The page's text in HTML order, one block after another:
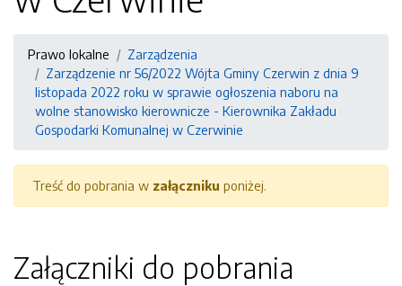
Prawo lokalne
Zarządzenia
Zarządzenie nr 56/2022 Wójta Gminy Czerwin z dnia 9
listopada 2022 roku w sprawie ogłoszenia naboru na
wolne stanowisko kierownicze - Kierownika Zakładu
Gospodarki Komunalnej w Czerwinie
Treść do pobrania w załączniku poniżej.
Załączniki do pobrania